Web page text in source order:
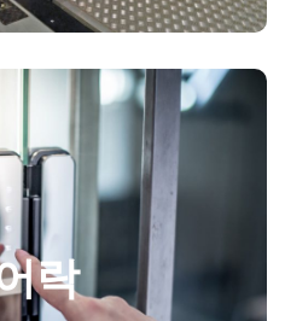
락
락
는 우수한 도어락을 전세계에
이 뛰어난 네오코리아 도어락이
을 지켜드립니다.